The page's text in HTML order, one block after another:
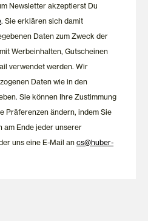
Newsletter akzeptierst Du
. Sie erklären sich damit
Daten zum Zweck der
Werbeinhalten, Gutscheinen
verwendet werden. Wir
Daten wie in den
Sie können Ihre Zustimmung
Präferenzen ändern, indem Sie
am Ende jeder unserer
uns eine E-Mail ancs@huber-